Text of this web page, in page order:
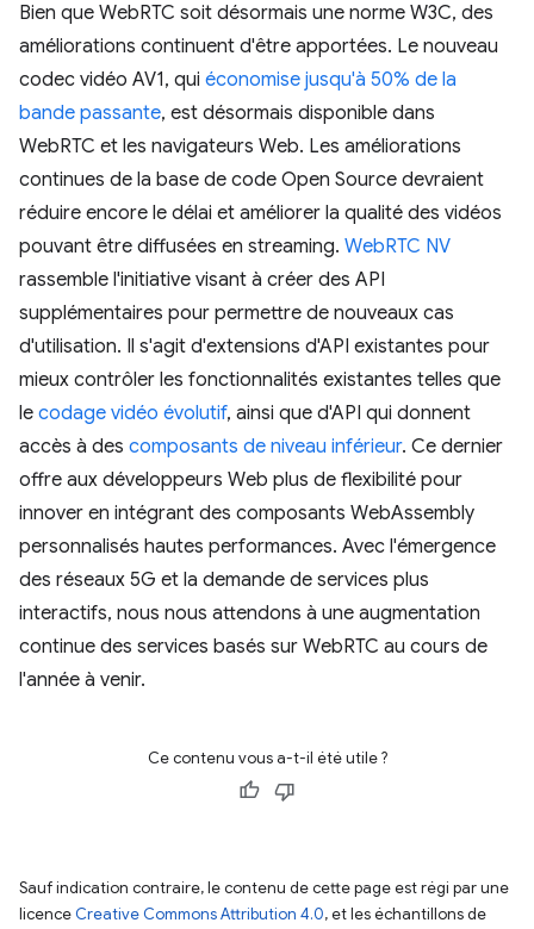
Bien que WebRTC soit désormais une norme W3C, des
améliorations continuent d'être apportées. Le nouveau
codec vidéo AV1, qui économise jusqu'à 50% de la
bande passante, est désormais disponible dans
WebRTC et les navigateurs Web. Les améliorations
continues de la base de code Open Source devraient
réduire encore le délai et améliorer la qualité des vidéos
pouvant être diffusées en streaming. WebRTC NV
rassemble l'initiative visant à créer des API
supplémentaires pour permettre de nouveaux cas
d'utilisation. Il s'agit d'extensions d'API existantes pour
mieux contrôler les fonctionnalités existantes telles que
le codage vidéo évolutif, ainsi que d'API qui donnent
accès à des composants de niveau inférieur. Ce dernier
offre aux développeurs Web plus de flexibilité pour
innover en intégrant des composants WebAssembly
personnalisés hautes performances. Avec l'émergence
des réseaux 5G et la demande de services plus
interactifs, nous nous attendons à une augmentation
continue des services basés sur WebRTC au cours de
l'année à venir.
Ce contenu vous a-t-il été utile ?
Sauf indication contraire, le contenu de cette page est régi par une
licence Creative Commons Attribution 4.0, et les échantillons de